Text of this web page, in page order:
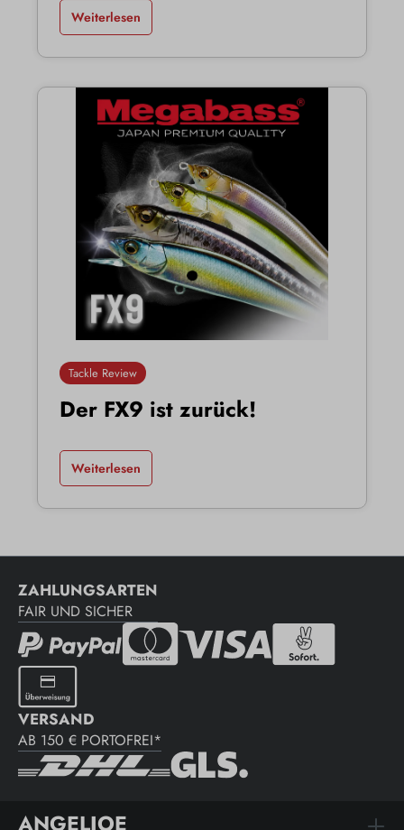
Weiterlesen
Tackle Review
Der FX9 ist zurück!
Weiterlesen
ZAHLUNGSARTEN
FAIR UND SICHER
VERSAND
AB 150 € PORTOFREI*
ANGELJOE